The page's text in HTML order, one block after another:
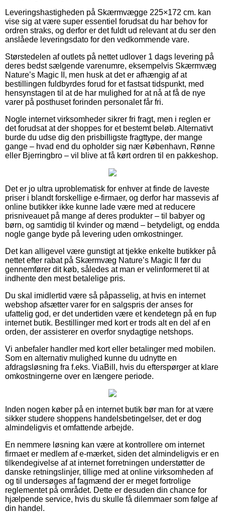
Leveringshastigheden på Skærmvægge 225×172 cm. kan
vise sig at være super essentiel forudsat du har behov for
ordren straks, og derfor er det fuldt ud relevant at du ser den
anslåede leveringsdato for den vedkommende vare.
Størstedelen af outlets på nettet udlover 1 dags levering på
deres bedst sælgende varenumre, eksempelvis Skærmvæg
Nature’s Magic II, men husk at det er afhængig af at
bestillingen fuldbyrdes forud for et fastsat tidspunkt, med
hensynstagen til at de har mulighed for at nå at få de nye
varer på posthuset forinden personalet får fri.
Nogle internet virksomheder sikrer fri fragt, men i reglen er
det forudsat at der shoppes for et bestemt beløb. Alternativt
burde du udse dig den prisbilligste fragttype, der mange
gange – hvad end du opholder sig nær København, Rønne
eller Bjerringbro – vil blive at få kørt ordren til en pakkeshop.
Det er jo ultra uproblematisk for enhver at finde de laveste
priser i blandt forskellige e-firmaer, og derfor har massevis af
online butikker ikke kunne lade være med at reducere
prisniveauet på mange af deres produkter – til babyer og
børn, og samtidig til kvinder og mænd – betydeligt, og endda
nogle gange byde på levering uden omkostninger.
Det kan alligevel være gunstigt at tjekke enkelte butikker på
nettet efter rabat på Skærmvæg Nature’s Magic II før du
gennemfører dit køb, således at man er velinformeret til at
indhente den mest betalelige pris.
Du skal imidlertid være så påpasselig, at hvis en internet
webshop afsætter varer for en salgspris der anses for
ufattelig god, er det undertiden være et kendetegn på en fup
internet butik. Bestillinger med kort er trods alt en del af en
orden, der assisterer en overfor snydagtige netshops.
Vi anbefaler handler med kort eller betalinger med mobilen.
Som en alternativ mulighed kunne du udnytte en
afdragsløsning fra f.eks. ViaBill, hvis du efterspørger at klare
omkostningerne over en længere periode.
Inden nogen køber på en internet butik bør man for at være
sikker studere shoppens handelsbetingelser, det er dog
almindeligvis et omfattende arbejde.
En nemmere løsning kan være at kontrollere om internet
firmaet er medlem af e-mærket, siden det almindeligvis er en
tilkendegivelse af at internet forretningen understøtter de
danske retningslinjer, tillige med at online virksomheden af
og til undersøges af fagmænd der er meget fortrolige
reglementet på området. Dette er desuden din chance for
hjælpende service, hvis du skulle få dilemmaer som følge af
din handel.